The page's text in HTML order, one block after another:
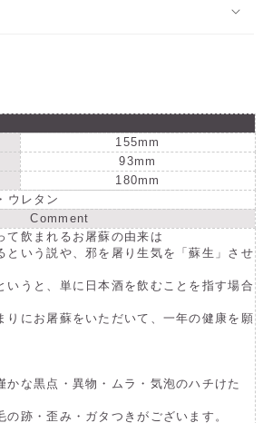
155mm
93mm
180mm
ウレタン
Comment
て飲まれるお屠蘇の由来は
という説や、邪を屠り生気を「蘇生」させ
いうと、単に日本酒を飲むことを指す場合
りにお屠蘇をいただいて、一年の健康を願
な黒点・異物・ムラ・気泡のハチけた
跡・歪み・ガタつきがございます。